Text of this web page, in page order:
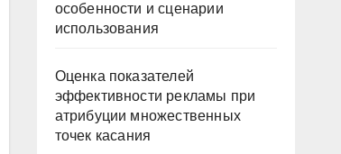
особенности и сценарии
использования
Оценка показателей
эффективности рекламы при
атрибуции множественных
точек касания